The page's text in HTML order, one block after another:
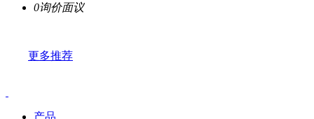
0询价面议
更多推荐
产品